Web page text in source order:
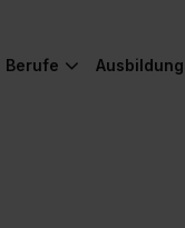
Berufe